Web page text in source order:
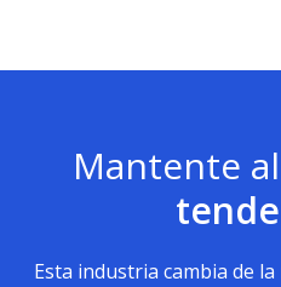
Mantente
Esta industria cambia de